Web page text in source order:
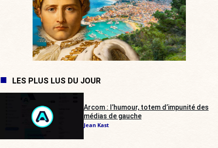
LES PLUS LUS DU JOUR
Arcom : l’humour, totem d’impunité des
médias de gauche
Jean Kast